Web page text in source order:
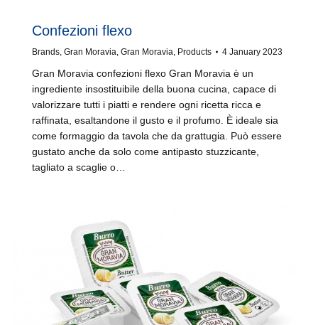
Confezioni flexo
Brands, Gran Moravia, Gran Moravia, Products 4 January 2023
Gran Moravia confezioni flexo Gran Moravia è un
ingrediente insostituibile della buona cucina, capace di
valorizzare tutti i piatti e rendere ogni ricetta ricca e
raffinata, esaltandone il gusto e il profumo. È ideale sia
come formaggio da tavola che da grattugia. Può essere
gustato anche da solo come antipasto stuzzicante,
tagliato a scaglie o…